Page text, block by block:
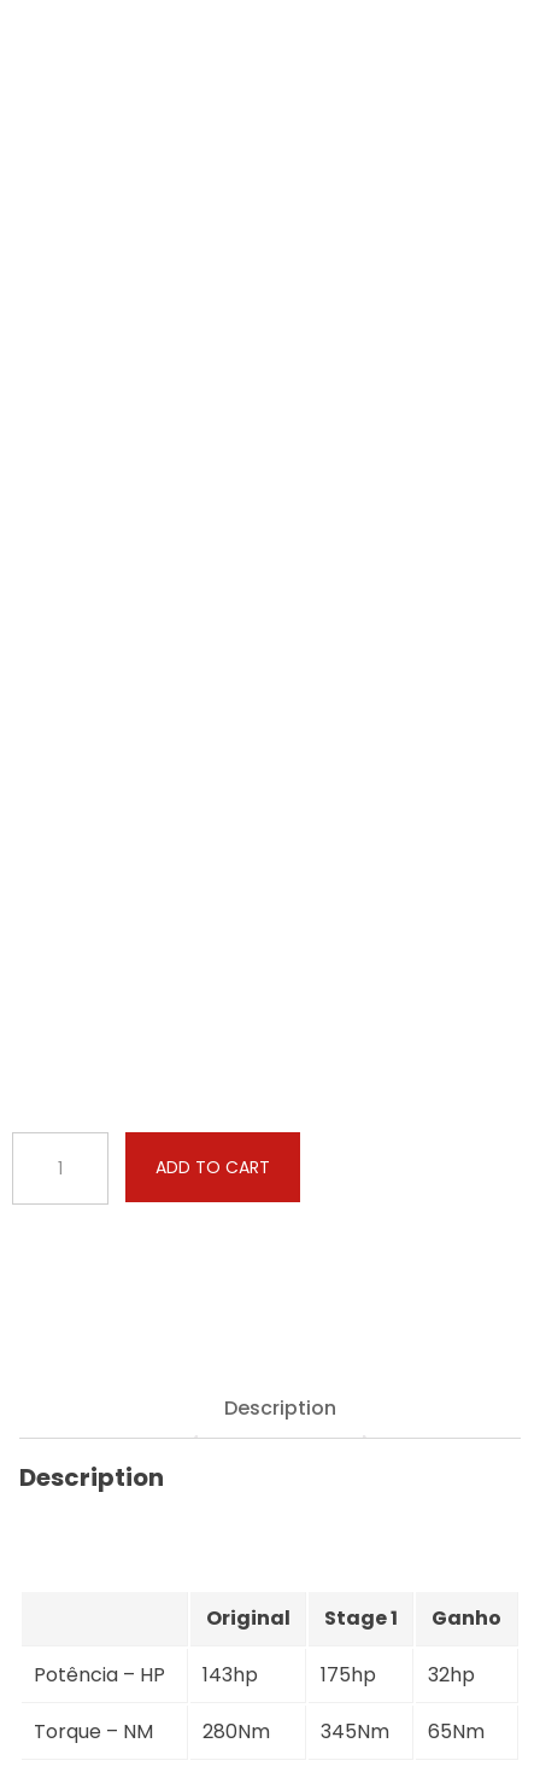
7
ADD TO CART
Description
Description
Original Stage 1 Ganho
Potência – HP 143hp 175hp 32hp
Torque – NM 280Nm 345Nm 65Nm